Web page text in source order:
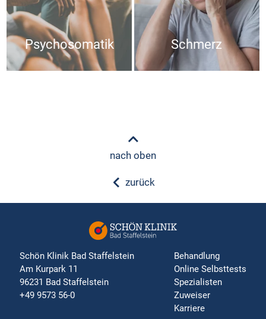
Psychosomatik Schmerz
zurück
nach oben
Schön Klinik Bad Staffelstein
Am Kurpark 11
96231 Bad Staffelstein
+49 9573 56-0
Behandlung
Online Selbsttests
Spezialisten
Zuweiser
Karriere